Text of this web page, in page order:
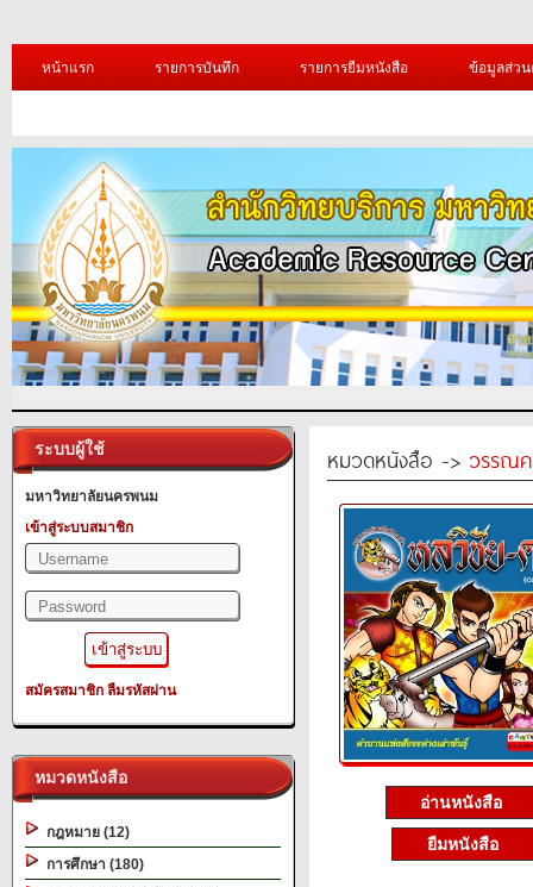
หน้าแรก รายการบันทึก รายการยืมหนังสือ ข้อมูลส่ว
ระบบผู้ใช้
มหาวิทยาลัยนครพนม
เข้าสู่ระบบสมาชิก
สมัครสมาชิก ลืมรหัสผ่าน
หมวดหนังสือ
กฎหมาย (12)
การศึกษา (180)
หมวดหนังสือ -> วรรณ
อ่านหนังสือ
ยืมหนังสือ